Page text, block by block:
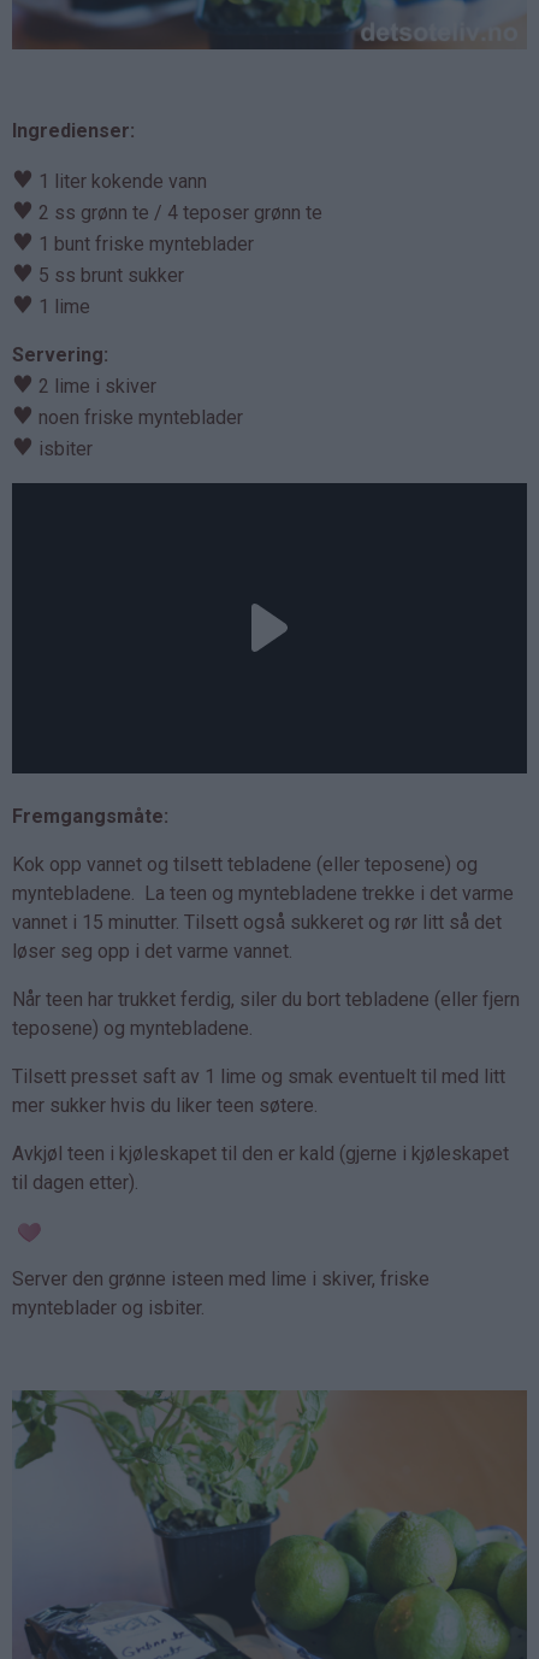
Ingredienser:
♥ 1 liter kokende vann
♥ 2 ss grønn te / 4 teposer grønn te
♥ 1 bunt friske mynteblader
♥ 5 ss brunt sukker
♥ 1 lime
Servering:
♥ 2 lime i skiver
♥ noen friske mynteblader
♥ isbiter
Fremgangsmåte:
Kok opp vannet og tilsett tebladene (eller teposene) og
myntebladene. La teen og myntebladene trekke i det varme
vannet i 15 minutter. Tilsett også sukkeret og rør litt så det
løser seg opp i det varme vannet.
Når teen har trukket ferdig, siler du bort tebladene (eller fjern
teposene) og myntebladene.
Tilsett presset saft av 1 lime og smak eventuelt til med litt
mer sukker hvis du liker teen søtere.
Avkjøl teen i kjøleskapet til den er kald (gjerne i kjøleskapet
til dagen etter).
Server den grønne isteen med lime i skiver, friske
mynteblader og isbiter.